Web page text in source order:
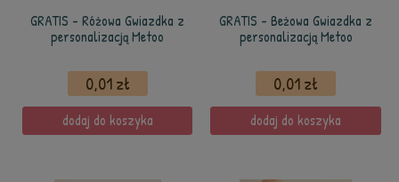
GRATIS - Różowa Gwiazdka z
personalizacją Metoo
0,01 zł
dodaj do koszyka
GRATIS - Beżowa Gwiazdka z
personalizacją Metoo
0,01 zł
dodaj do koszyka